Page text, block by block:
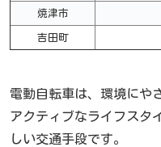
焼津市
吉田町
電動自転車は、環境にや
アクティブなライフスタ
しい交通手段です。